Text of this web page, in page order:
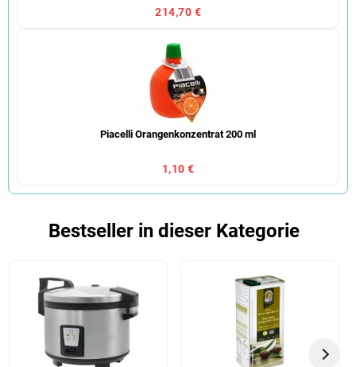
214,70 €
Piacelli Orangenkonzentrat 200 ml
1,10 €
Bestseller in dieser Kategorie